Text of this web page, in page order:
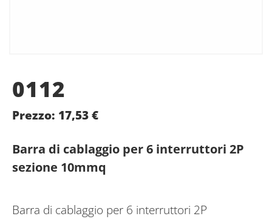
0112
Prezzo: 17,53€
Barra di cablaggio per 6 interruttori 2P
sezione 10mmq
Barra di cablaggio per 6 interruttori 2P